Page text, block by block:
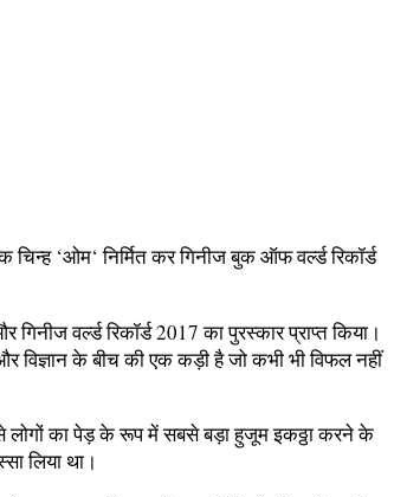
‘ओम‘ निर्मित कर गिनीज बुक ऑफ वर्ल्ड रिकॉर्ड
वर्ल्ड रिकॉर्ड 2017 का पुरस्कार प्राप्त किया।
के बीच की एक कड़ी है जो कभी भी विफल नहीं
का पेड़ के रूप में सबसे बड़ा हुजूम इकठ्ठा करने के
लिया था।